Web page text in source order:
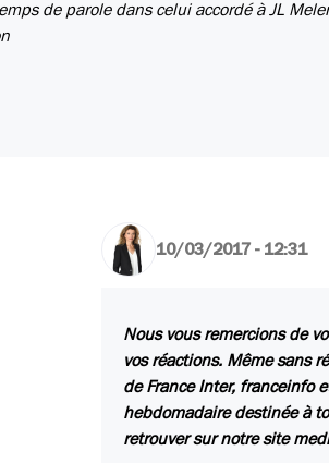
de parole dans celui accordé à JL
10/03/2017 - 12:31
Nous vous remercions de
vos réactions. Même sans
de France Inter, franceinfo
hebdomadaire destinée à
retrouver sur notre site